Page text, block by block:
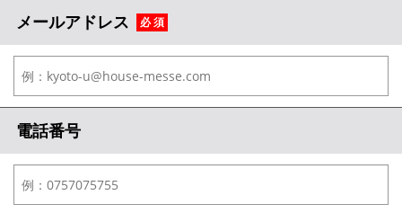
メールでお問い合わせ
メールアドレス 必 須
電話番号